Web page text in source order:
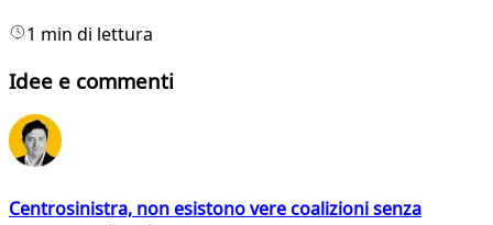
1 min di lettura
Idee e commenti
Centrosinistra, non esistono vere coalizioni senza